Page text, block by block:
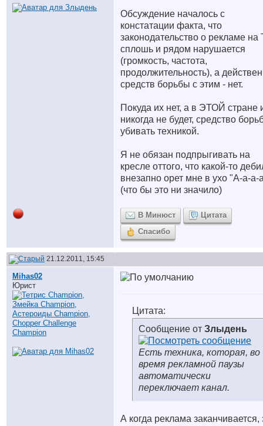
Обсуждение началось с
констатации факта, что
законодательство о рекламе на
сплошь и рядом нарушается
(громкость, частота,
продолжительность), а
средств борьбы с этим - нет.
Покуда их нет, а в ЭТОЙ стране
никогда не будет, средство
убивать техникой.
Я не обязан подпрыгивать на
кресле оттого, что какой-то
внезапно орет мне в ухо "А-а-а-
(что бы это ни значило)
В Минюст
Цитата
Спасибо
21.12.2011, 15:45
Mihas02
Юрист
Цитата:
Сообщение от Злыдень
Есть техника, которая, во
время рекламной паузы
автоматически
переключает канал.
А когда реклама заканчивается,